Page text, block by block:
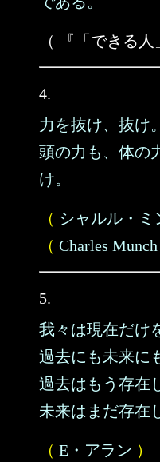
（ 『「できる人
4.
力を抜け、抜け。
頭の力も、体の
け。
（ シャルル・ミ
（ Charles Munch
5.
我々は現在だけ
過去にも未来に
過去はもう存在
未来はまだ存在
（ E・アラン ）